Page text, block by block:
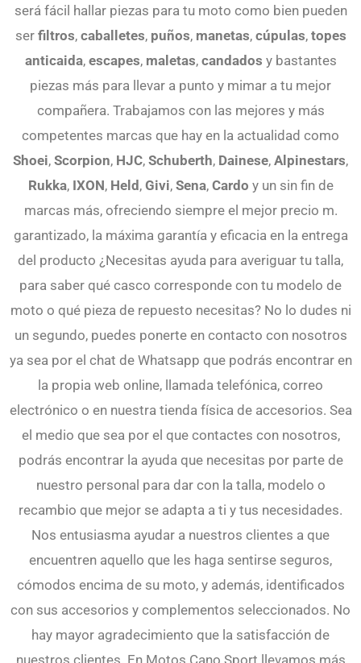
será fácil hallar piezas para tu moto como bien pueden
ser filtros, caballetes, puños, manetas, cúpulas, topes
anticaida, escapes, maletas, candados y bastantes
piezas más para llevar a punto y mimar a tu mejor
compañera. Trabajamos con las mejores y más
competentes marcas que hay en la actualidad como
Shoei, Scorpion, HJC, Schuberth, Dainese, Alpinestars,
Rukka, IXON, Held, Givi, Sena, Cardo y un sin fin de
marcas más, ofreciendo siempre el mejor precio m.
garantizado, la máxima garantía y eficacia en la entrega
del producto ¿Necesitas ayuda para averiguar tu talla,
para saber qué casco corresponde con tu modelo de
moto o qué pieza de repuesto necesitas? No lo dudes ni
un segundo, puedes ponerte en contacto con nosotros
ya sea por el chat de Whatsapp que podrás encontrar en
la propia web online, llamada telefónica, correo
electrónico o en nuestra tienda física de accesorios. Sea
el medio que sea por el que contactes con nosotros,
podrás encontrar la ayuda que necesitas por parte de
nuestro personal para dar con la talla, modelo o
recambio que mejor se adapta a ti y tus necesidades.
Nos entusiasma ayudar a nuestros clientes a que
encuentren aquello que les haga sentirse seguros,
cómodos encima de su moto, y además, identificados
con sus accesorios y complementos seleccionados. No
hay mayor agradecimiento que la satisfacción de
nuestros clientes. En Motos Cano Sport llevamos más